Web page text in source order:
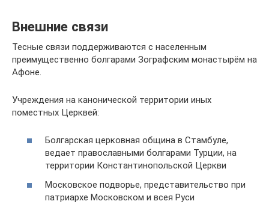
Внешние связи
Тесные связи поддерживаются с населенным
преимущественно болгарами Зографским монастырём на
Афоне.
Учреждения на канонической территории иных
поместных Церквей:
Болгарская церковная община в Стамбуле,
ведает православными болгарами Турции, на
территории Константинопольской Церкви
Московское подворье, представительство при
патриархе Московском и всея Руси